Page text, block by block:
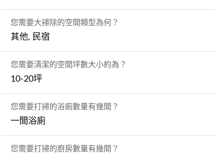
您需要大掃除的空間類型為何？
其他, 民宿
您需要清潔的空間坪數大小約為？
10-20坪
您需要打掃的浴廁數量有幾間？
一間浴廁
您需要打掃的廚房數量有幾間？